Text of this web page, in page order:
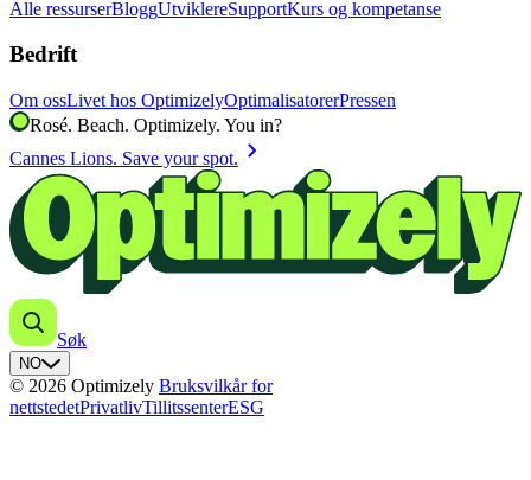
Alle ressurserBloggUtviklereSupportKurs og kompetanse
Bedrift
Om ossLivet hos OptimizelyOptimalisatorerPressen
Rosé. Beach. Optimizely. You in?
Cannes Lions. Save your spot. chevron_right
Søk
NO
© 2026 Optimizely Bruksvilkår for
nettstedetPrivatlivTillitssenterESG